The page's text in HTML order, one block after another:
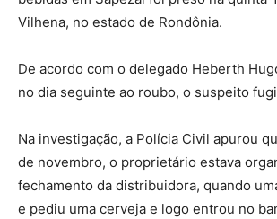
Vilhena, no estado de Rondônia.
De acordo com o delegado Heberth
no dia seguinte ao roubo, o suspeito
Na investigação, a Polícia Civil apurou
de novembro, o proprietário estava
fechamento da distribuidora, quando
e pediu uma cerveja e logo entrou no